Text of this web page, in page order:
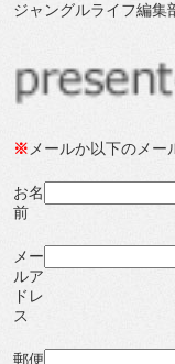
ジャングルライフ編集
※ メールか以下のメ
お名
前
メー
ルア
ドレ
ス
郵便